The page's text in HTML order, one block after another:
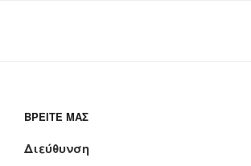
ΒΡΕΊΤΕ ΜΑΣ
Διεύθυνση